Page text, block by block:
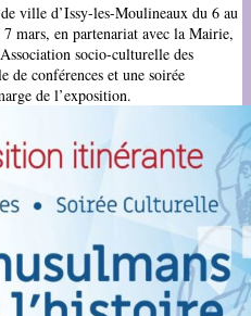
ville d’Issy-les-Moulineaux du 6 au
mars, en partenariat avec la Mairie,
socio-culturelle des
conférences et une soirée
de l’exposition.